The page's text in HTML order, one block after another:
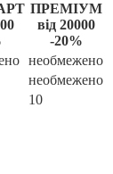
ПРЕМІУМ
від 20000
-20%
необмежено
необмежено
10